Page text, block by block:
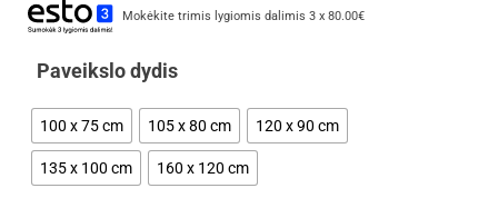
Mokėkite trimis lygiomis dalimis 3 x 80.00€
Paveikslo dydis
100 x 75 cm 105 x 80 cm 120 x 90 cm
135 x 100 cm 160 x 120 cm